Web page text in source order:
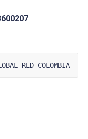
RED COLOMBIA